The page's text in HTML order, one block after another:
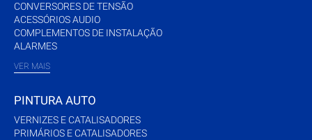
CONVERSORES DE TENSÃO
ACESSÓRIOS AUDIO
COMPLEMENTOS DE INSTALAÇÃO
ALARMES
VER MAIS
PINTURA AUTO
VERNIZES E CATALISADORES
PRIMÁRIOS E CATALISADORES